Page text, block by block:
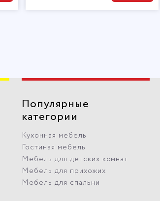
Популярные
категории
Кухонная мебель
Гостиная мебель
Мебель для детских комнат
Мебель для прихожих
Мебель для спальни